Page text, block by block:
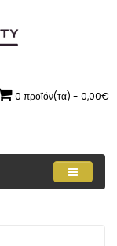
0 προϊόν(τα) - 0,00€